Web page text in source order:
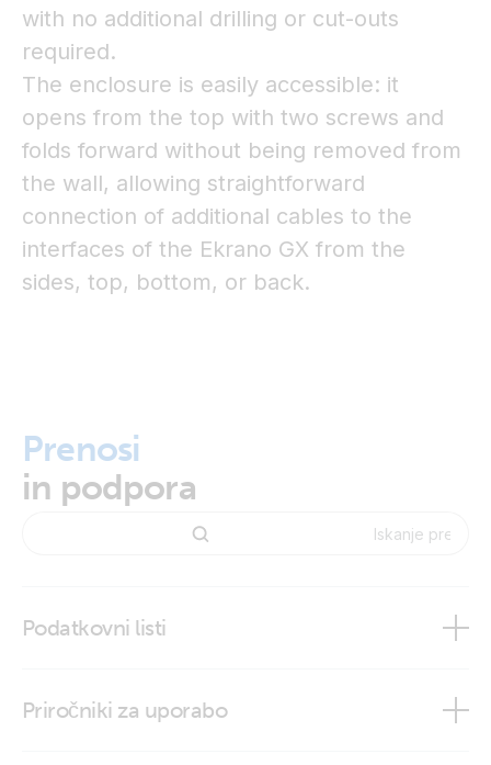
with no additional drilling or cut-outs
required.
The enclosure is easily accessible: it
opens from the top with two screws and
folds forward without being removed from
the wall, allowing straightforward
connection of additional cables to the
interfaces of the Ekrano GX from the
sides, top, bottom, or back.
Prenosi
in podpora
Podatkovni listi
Priročniki za uporabo